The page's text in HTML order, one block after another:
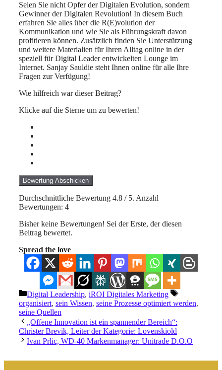
Seien Sie nicht Opfer der Digitalen Evolution, sondern
Gewinner der Digitalen Revolution! In diesem Buch
erfahren Sie alles über die R(E)volution der
Kommunikation und wie Sie als Führungskraft davon
profitieren können. Zusätzlich finden Sie Unterstützung
und weitere Materialien für Ihren Alltag online in der
speziell für Digital Leader entwickelten Lounge im
Internet. Sanjay Sauldie steht Ihnen online für alle Ihre
Fragen zur Verfügung!
Wie hilfreich war dieser Beitrag?
Klicke auf die Sterne um zu bewerten!
Bewertung Abschicken
Durchschnittliche Bewertung 4.8 / 5. Anzahl
Bewertungen: 4
Bisher keine Bewertungen! Sei der Erste, der diesen
Beitrag bewertet.
Spread the love
Kategorien
Digital Leadership, iROI Digitales Marketing
Schlagwörter
organisiert, sein Wissen, seine Prozesse optimiert werden,
seine Quellen
„Offene Innovation ist ein spannender Bereich“:
Christer Brevik, Leiter der Kategorie: Lovenskiold
Ivan Prlic, WD-40 Markenmanager: Unitrade D.O.O